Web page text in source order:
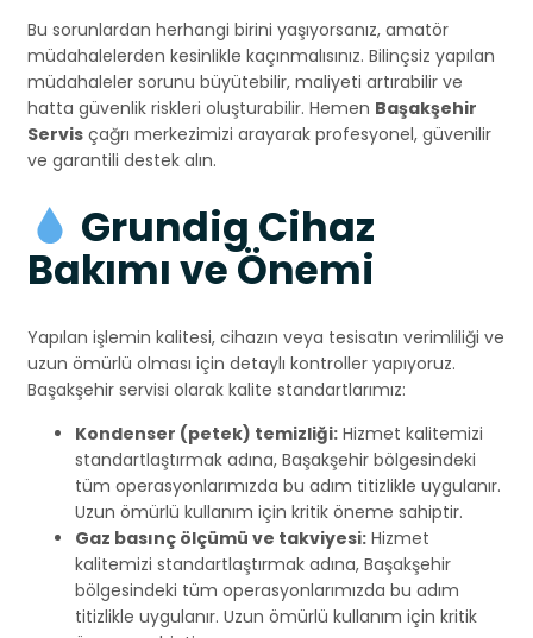
Bu sorunlardan herhangi birini yaşıyorsanız, amatör
müdahalelerden kesinlikle kaçınmalısınız. Bilinçsiz yapılan
müdahaleler sorunu büyütebilir, maliyeti artırabilir ve
hatta güvenlik riskleri oluşturabilir. Hemen Başakşehir
Servis çağrı merkezimizi arayarak profesyonel, güvenilir
ve garantili destek alın.
Grundig Cihaz
Bakımı ve Önemi
Yapılan işlemin kalitesi, cihazın veya tesisatın verimliliği ve
uzun ömürlü olması için detaylı kontroller yapıyoruz.
Başakşehir servisi olarak kalite standartlarımız:
Kondenser (petek) temizliği: Hizmet kalitemizi
standartlaştırmak adına, Başakşehir bölgesindeki
tüm operasyonlarımızda bu adım titizlikle uygulanır.
Uzun ömürlü kullanım için kritik öneme sahiptir.
Gaz basınç ölçümü ve takviyesi: Hizmet
kalitemizi standartlaştırmak adına, Başakşehir
bölgesindeki tüm operasyonlarımızda bu adım
titizlikle uygulanır. Uzun ömürlü kullanım için kritik